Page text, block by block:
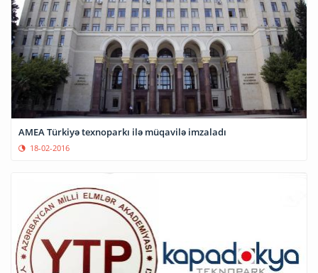
AMEA Türkiyə texnoparkı ilə müqavilə imzaladı
18-02-2016